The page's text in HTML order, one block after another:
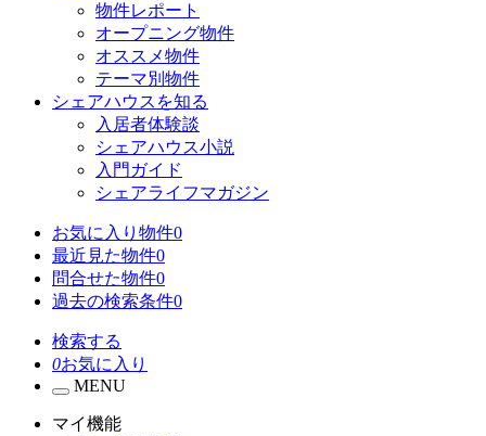
物件レポート
オープニング物件
オススメ物件
テーマ別物件
シェアハウスを知る
入居者体験談
シェアハウス小説
入門ガイド
シェアライフマガジン
お気に入り物件0
最近見た物件0
問合せた物件0
過去の検索条件0
検索する
0お気に入り
MENU
マイ機能